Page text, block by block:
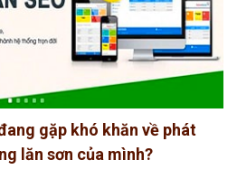
gặp khó khăn về phát
lăn sơn của mình?